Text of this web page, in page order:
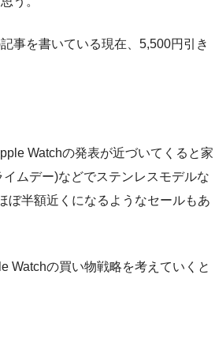
事を書いている現在、5,500円引き
Watchの発表が近づいてくると家
ムデー)などでステンレスモデルな
ぼ半額近くになるようなセールもあ
Watchの買い物戦略を考えていくと